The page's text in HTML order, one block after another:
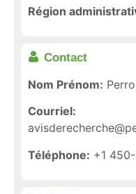
Région
Contact
Nom Prénom:
Courriel:
Téléphone: +1